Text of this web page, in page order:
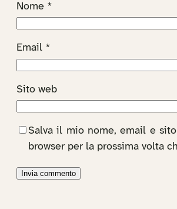
Nome *
Email *
Sito web
Salva il mio nome, email e
browser per la prossima volta